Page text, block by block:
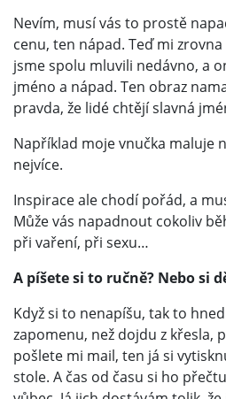
Nevím, musí vás to prostě
cenu, ten nápad. Teď mi
jsme spolu mluvili nedávno, a
jméno a nápad. Ten obraz
pravda, že lidé chtějí slavná
Například moje vnučka maluje
nejvíce.
Inspirace ale chodí pořád, a
Může vás napadnout cokoliv
při vaření, při sexu…
A píšete si to ručně? Nebo si
Když si to nenapíšu, tak to
zapomenu, než dojdu z křesla,
pošlete mi mail, ten já si
stole. A čas od času si ho